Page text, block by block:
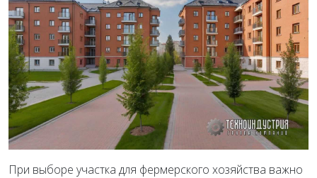
При выборе участка для фермерского хозяйства важно